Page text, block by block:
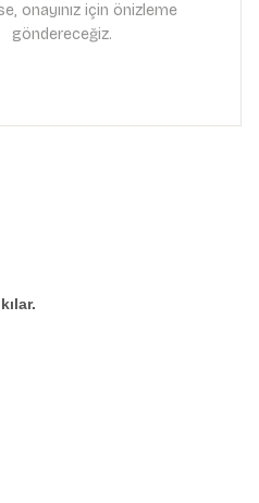
onayınız için önizleme
göndereceğiz.